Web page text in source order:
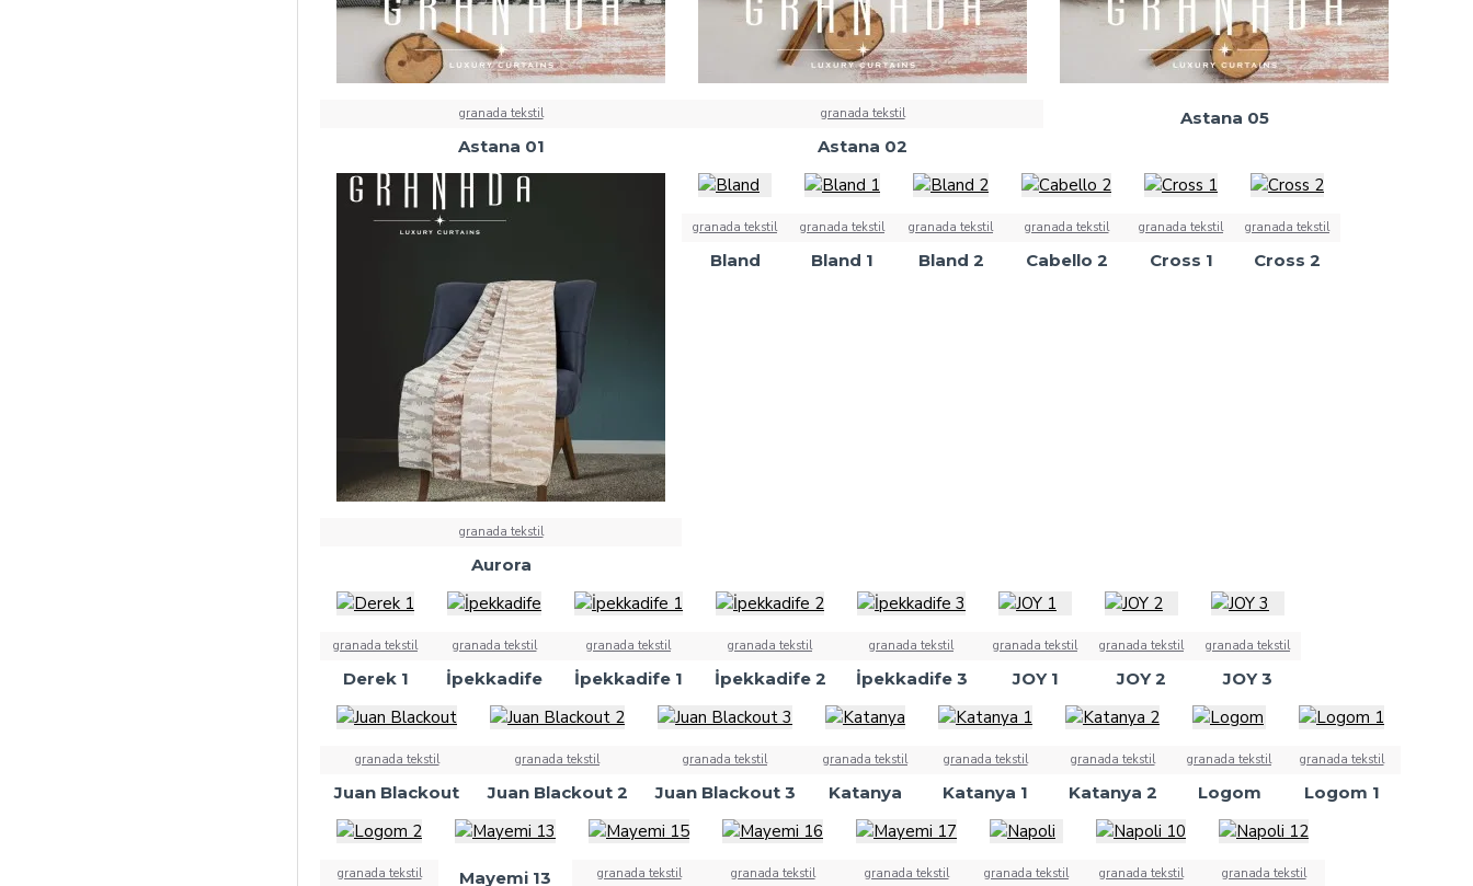
granada tekstil
Astana 01
granada tekstil
Astana 02
Astana 05
granada tekstil
Aurora
granada tekstil
Bland
granada tekstil
Bland 1
granada tekstil
Bland 2
granada tekstil
Cabello 2
granada tekstil
Cross 1
granada tekstil
Cross 2
granada tekstil
Derek 1
granada tekstil
İpekkadife
granada tekstil
İpekkadife 1
granada tekstil
İpekkadife 2
granada tekstil
İpekkadife 3
granada tekstil
JOY 1
granada tekstil
JOY 2
granada tekstil
JOY 3
granada tekstil
Juan Blackout
granada tekstil
Juan Blackout 2
granada tekstil
Juan Blackout 3
granada tekstil
Katanya
granada tekstil
Katanya 1
granada tekstil
Katanya 2
granada tekstil
Logom
granada tekstil
Logom 1
granada tekstil Mayemi 13 granada tekstil granada tekstil granada tekstil granada tekstil granada tekstil granada tekstil